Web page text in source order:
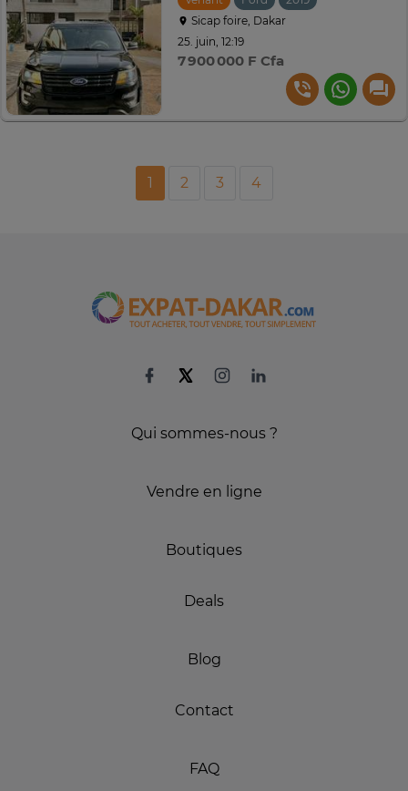
Sicap foire, Dakar
25. juin, 12:19
7 900 000 F Cfa
1 2 3 4
Qui sommes-nous ?
Vendre en ligne
Boutiques
Deals
Blog
Contact
FAQ